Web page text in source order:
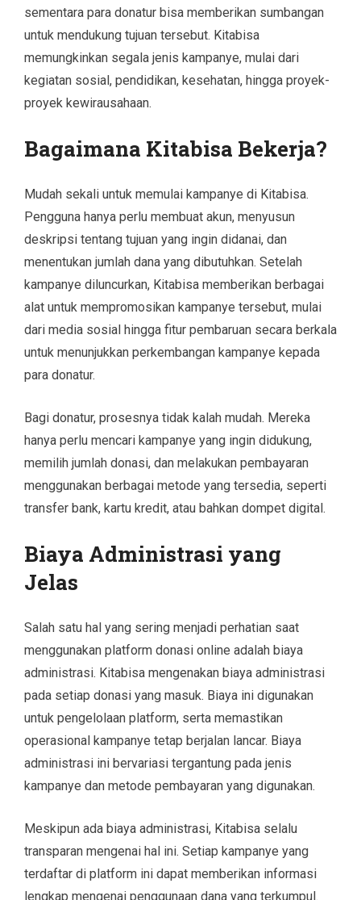
sementara para donatur bisa memberikan sumbangan
untuk mendukung tujuan tersebut. Kitabisa
memungkinkan segala jenis kampanye, mulai dari
kegiatan sosial, pendidikan, kesehatan, hingga proyek-
proyek kewirausahaan.
Bagaimana Kitabisa Bekerja?
Mudah sekali untuk memulai kampanye di Kitabisa.
Pengguna hanya perlu membuat akun, menyusun
deskripsi tentang tujuan yang ingin didanai, dan
menentukan jumlah dana yang dibutuhkan. Setelah
kampanye diluncurkan, Kitabisa memberikan berbagai
alat untuk mempromosikan kampanye tersebut, mulai
dari media sosial hingga fitur pembaruan secara berkala
untuk menunjukkan perkembangan kampanye kepada
para donatur.
Bagi donatur, prosesnya tidak kalah mudah. Mereka
hanya perlu mencari kampanye yang ingin didukung,
memilih jumlah donasi, dan melakukan pembayaran
menggunakan berbagai metode yang tersedia, seperti
transfer bank, kartu kredit, atau bahkan dompet digital.
Biaya Administrasi yang
Jelas
Salah satu hal yang sering menjadi perhatian saat
menggunakan platform donasi online adalah biaya
administrasi. Kitabisa mengenakan biaya administrasi
pada setiap donasi yang masuk. Biaya ini digunakan
untuk pengelolaan platform, serta memastikan
operasional kampanye tetap berjalan lancar. Biaya
administrasi ini bervariasi tergantung pada jenis
kampanye dan metode pembayaran yang digunakan.
Meskipun ada biaya administrasi, Kitabisa selalu
transparan mengenai hal ini. Setiap kampanye yang
terdaftar di platform ini dapat memberikan informasi
lengkap mengenai penggunaan dana yang terkumpul.